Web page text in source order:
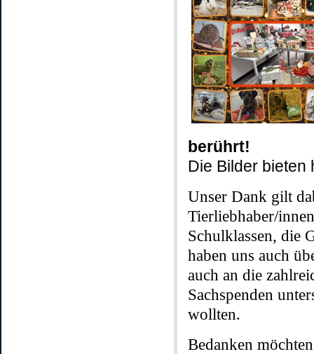
berührt!
Die Bilder bieten
Unser Dank gilt
Tierliebhaber/
Schulklassen, die
haben uns auch
auch an die
Sachspenden
wollten.
Bedanken